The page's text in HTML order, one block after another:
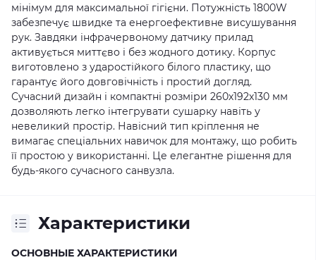
мінімум для максимальної гігієни. Потужність 1800W
забезпечує швидке та енергоефективне висушування
рук. Завдяки інфрачервоному датчику прилад
активується миттєво і без жодного дотику. Корпус
виготовлено з ударостійкого білого пластику, що
гарантує його довговічність і простий догляд.
Сучасний дизайн і компактні розміри 260х192х130 мм
дозволяють легко інтегрувати сушарку навіть у
невеликий простір. Навісний тип кріплення не
вимагає спеціальних навичок для монтажу, що робить
її простою у використанні. Це елегантне рішення для
будь-якого сучасного санвузла.
Характеристики
ОСНОВНЫЕ ХАРАКТЕРИСТИКИ